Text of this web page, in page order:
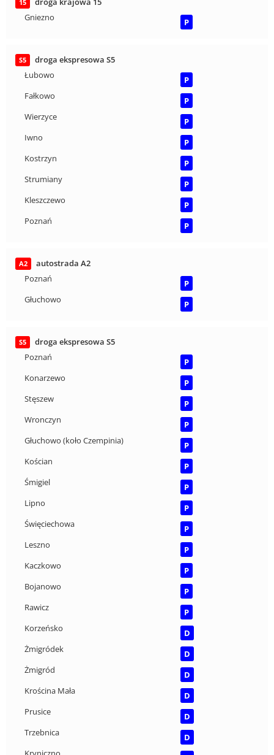
15
Gniezno
P
S5
droga ekspresowa S5
Łubowo
P
Fałkowo
P
Wierzyce
P
Iwno
P
Kostrzyn
P
Strumiany
P
Kleszczewo
P
Poznań
P
A2
autostrada A2
Poznań
P
Głuchowo
P
S5
droga ekspresowa S5
Poznań
P
Konarzewo
P
Stęszew
P
Wronczyn
P
Głuchowo (koło Czempinia)
P
Kościan
P
Śmigiel
P
Lipno
P
Święciechowa
P
Leszno
P
Kaczkowo
P
Bojanowo
P
Rawicz
P
Korzeńsko
D
Żmigródek
D
Żmigród
D
Krościna Mała
D
Prusice
D
Trzebnica
D